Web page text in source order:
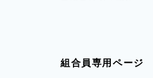
組合員専用ページ